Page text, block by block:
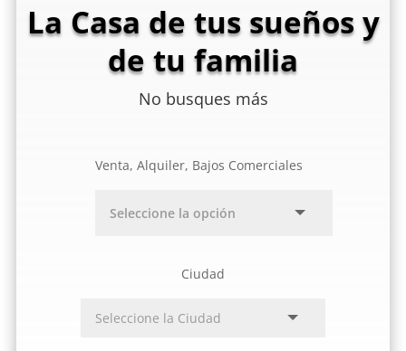
La Casa de tus sueños y
de tu familia
No busques más
Venta, Alquiler, Bajos Comerciales
Ciudad